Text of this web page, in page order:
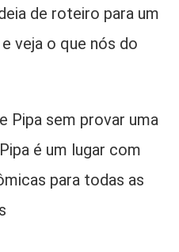
de roteiro para um
veja o que nós do
Pipa sem provar uma
é um lugar com
para todas as